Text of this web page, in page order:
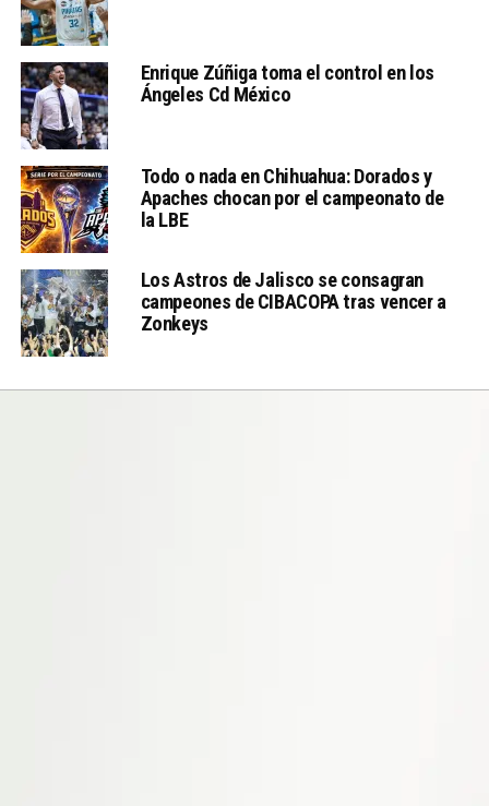
Enrique Zúñiga toma el control en los
Ángeles Cd México
Todo o nada en Chihuahua: Dorados y
Apaches chocan por el campeonato de
la LBE
Los Astros de Jalisco se consagran
campeones de CIBACOPA tras vencer a
Zonkeys